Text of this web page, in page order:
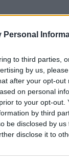
Personal
to third parties,
by us,
after your opt-
on personal
to your opt-
by third
be disclosed by
disclose it to